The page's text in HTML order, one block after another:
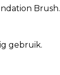
Brush.
gebruik.